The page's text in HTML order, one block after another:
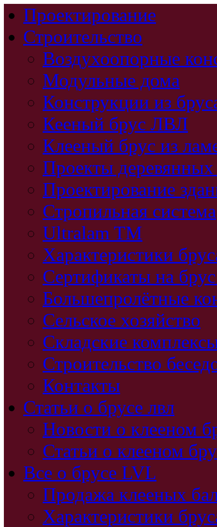
Проектирование
Строительство
Воздухоопорные
Модульные дома
Конструкции из
Кееный брус ЛВЛ
Клееный брус из
Проекты
Проектирование
Стропильная система
Ultralam TM
Характеристики
Сертификаты на
Большепролётные
Сельское хозяйство
Складские
Строительство
Контакты
Статьи о брусе лвл
Новости о клееном
Статьи о клееном
Все о брусе LVL
Продажа клееных
Характеристики